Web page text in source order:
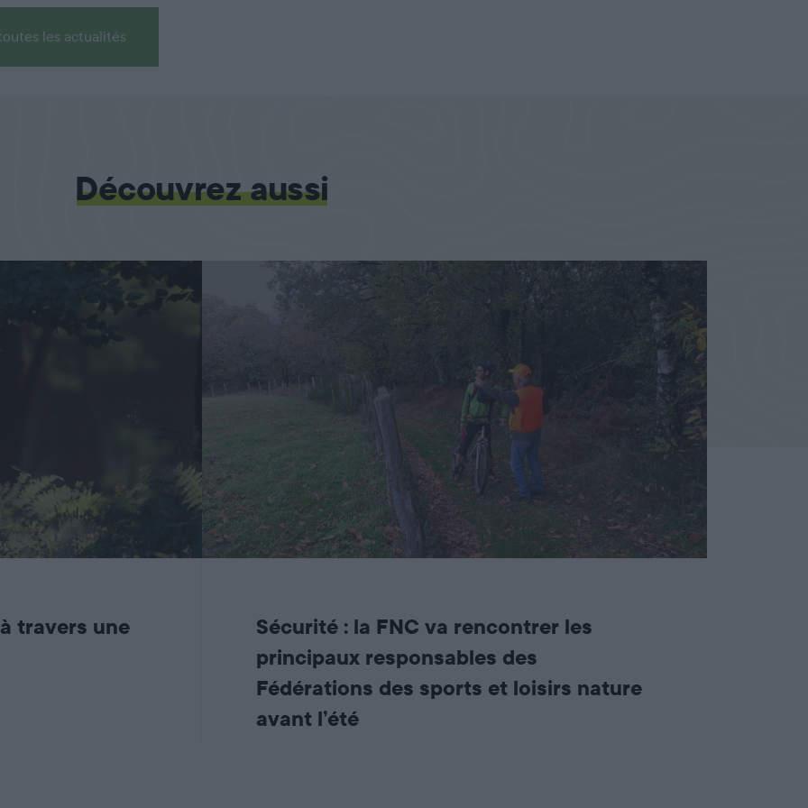
les actualités
Découvrez aussi
travers une
Sécurité : la FNC va rencontrer les
principaux responsables des
Fédérations des sports et loisirs nature
avant l’été